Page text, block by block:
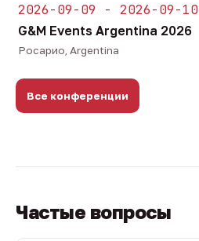
2026-09-09 - 2026-09-10
G&M Events Argentina 2026
Росарио, Argentina
Все конференции
Частые вопросы